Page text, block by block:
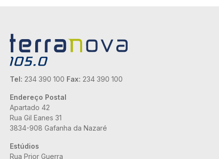
Tel: 234 390 100 Fax: 234 390 100
Endereço Postal
Apartado 42
Rua Gil Eanes 31
3834-908 Gafanha da Nazaré
Estúdios
Rua Prior Guerra